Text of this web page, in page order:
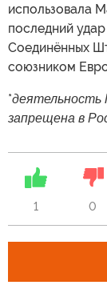
использовала
последний
Соединённых
союзником
*деятельность
запрещена в
1 0